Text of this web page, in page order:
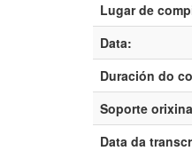
Lugar de
Data:
Duración do
Soporte
Data da